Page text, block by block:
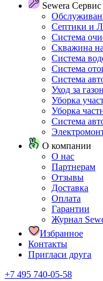
Sewera Сервис
Септики и
Система
Скважина
Система
Система
Система
Уход за
Уборка
Уборка
Система
О компании
О нас
Партнерам
Отзывы
Доставка
Оплата
Гарантии
Журнал
Избранное
Контакты
Пригласи друга
+7 495 740-05-58